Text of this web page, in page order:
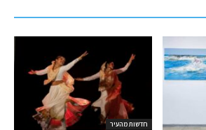
חדשות מהעיר